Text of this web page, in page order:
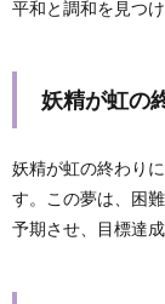
平和と調和を見つ
妖精が虹の
妖精が虹の終わりに
す。この夢は、困
予期させ、目標達